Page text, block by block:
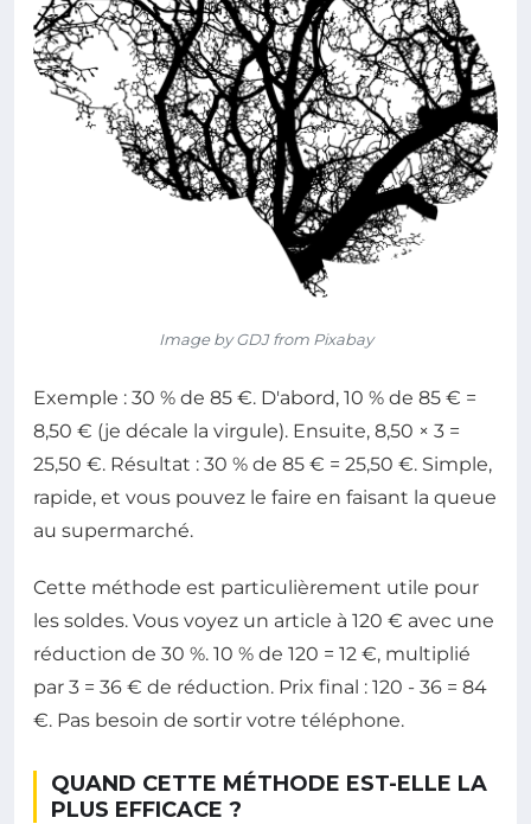
Image by GDJ from Pixabay
Exemple : 30 % de 85 €. D'abord, 10 % de 85 € =
8,50 € (je décale la virgule). Ensuite, 8,50 × 3 =
25,50 €. Résultat : 30 % de 85 € = 25,50 €. Simple,
rapide, et vous pouvez le faire en faisant la queue
au supermarché.
Cette méthode est particulièrement utile pour
les soldes. Vous voyez un article à 120 € avec une
réduction de 30 %. 10 % de 120 = 12 €, multiplié
par 3 = 36 € de réduction. Prix final : 120 - 36 = 84
€. Pas besoin de sortir votre téléphone.
QUAND CETTE MÉTHODE EST-ELLE LA
PLUS EFFICACE ?